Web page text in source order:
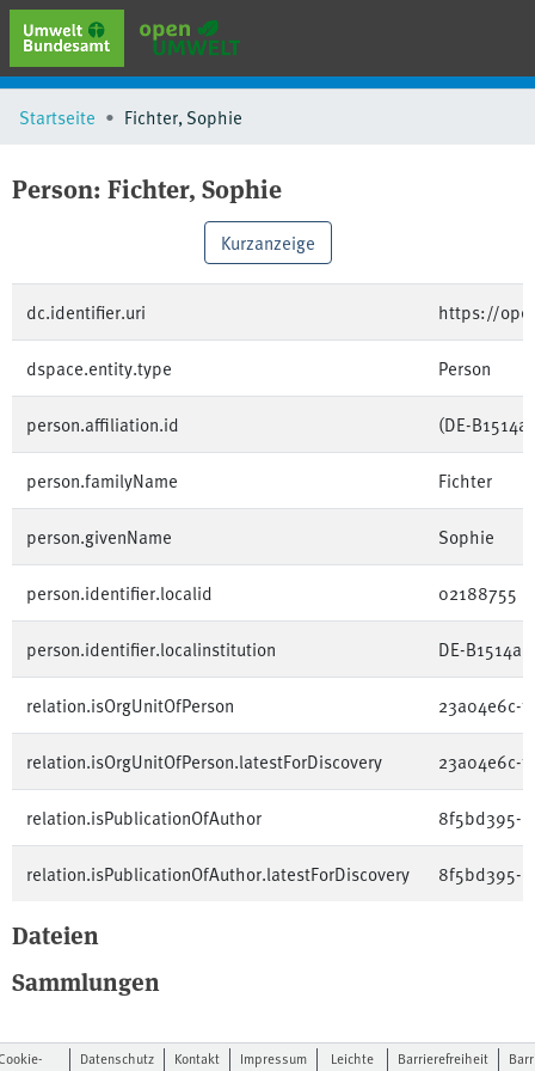
erweiterte Suche
Browse
Schlagwörter
Startseite Fichter, Sophie
Person: Fichter, Sophie
Kurzanzeige
dc.identifier.uri https://
dspace.entity.type Person
person.affiliation.id (DE-
person.familyName Fichter
person.givenName Sophie
person.identifier.localid 02188755
person.identifier.localinstitution DE-B1514a
relation.isOrgUnitOfPerson 23a04e6c-
relation.isOrgUnitOfPerson.latestForDiscovery 23a04e6c-
relation.isPublicationOfAuthor 8f5bd395-
relation.isPublicationOfAuthor.latestForDiscovery 8f5bd395-
Dateien
Sammlungen
Datenschutz Kontakt Impressum
Leichte
Barrierefreiheit